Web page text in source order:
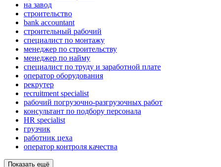
на завод
строительство
bank accountant
строительный рабочий
специалист по монтажу
менеджер по строительству
менеджер по найму
специалист по труду и заработной плате
оператор оборудования
рекрутер
recruitment specialist
рабочий погрузочно-разгрузочных работ
консультант по подбору персонала
HR specialist
грузчик
работник цеха
оператор контроля качества
Показать ещё